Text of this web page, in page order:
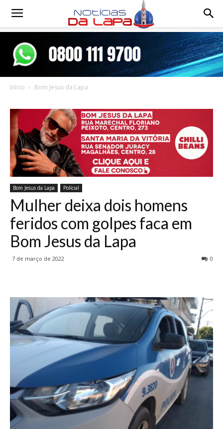
Notícias
Início Bom Jesus da Lapa
Bom Jesus da Lapa Polícial
Mulher deixa dois homens
feridos com golpes faca em
Bom Jesus da Lapa
7 de março de 2022 0